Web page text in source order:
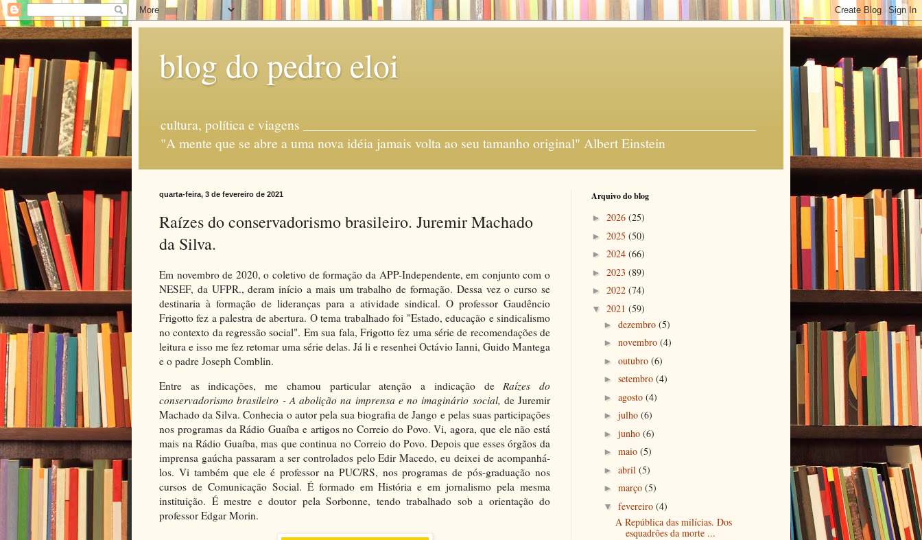
blog do pedro eloi
cultura, política e viagens __________________________________________________________________
"A mente que se abre a uma nova idéia jamais volta ao seu tamanho original" Albert Einstein
quarta-feira, 3 de fevereiro de 2021
Raízes do conservadorismo brasileiro. Juremir Machado
da Silva.
Em novembro de 2020, o coletivo de formação da APP-Independente, em conjunto com o
NESEF, da UFPR., deram início a mais um trabalho de formação. Dessa vez o curso se
destinaria à formação de lideranças para a atividade sindical. O professor Gaudêncio
Frigotto fez a palestra de abertura. O tema trabalhado foi "Estado, educação e sindicalismo
no contexto da regressão social". Em sua fala, Frigotto fez uma série de recomendações de
leitura e isso me fez retomar uma série delas. Já li e resenhei Octávio Ianni, Guido Mantega
e o padre Joseph Comblin.
Entre as indicações, me chamou particular atenção a indicação deRaízes do
conservadorismo brasileiro - A abolição na imprensa e no imaginário social, de Juremir
Machado da Silva. Conhecia o autor pela sua biografia de Jango e pelas suas participações
nos programas da Rádio Guaíba e artigos no Correio do Povo. Vi, agora, que ele não está
mais na Rádio Guaíba, mas que continua no Correio do Povo. Depois que esses órgãos da
imprensa gaúcha passaram a ser controlados pelo Edir Macedo, eu deixei de acompanhá-
los. Vi também que ele é professor na PUC/RS, nos programas de pós-graduação nos
cursos de Comunicação Social. É formado em História e em jornalismo pela mesma
instituição. É mestre e doutor pela Sorbonne, tendo trabalhado sob a orientação do
professor Edgar Morin.
Arquivo do blog
► 2026 (25)
► 2025 (50)
► 2024 (66)
► 2023 (89)
► 2022 (74)
▼ 2021 (59)
► dezembro (5)
► novembro (4)
► outubro (6)
► setembro (4)
► agosto (4)
► julho (6)
► junho (6)
► maio (5)
► abril (5)
► março (5)
▼ fevereiro (4)
A República das milícias. Dos
esquadrões da morte ...